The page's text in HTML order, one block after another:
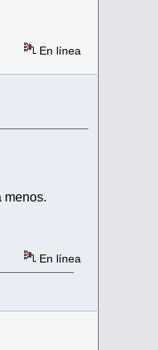
En línea
menos.
En línea